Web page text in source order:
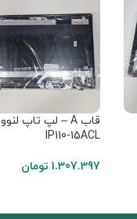
قاب A – لپ تاپ لنوو
IP110-15ACL
1.307.397 تومان